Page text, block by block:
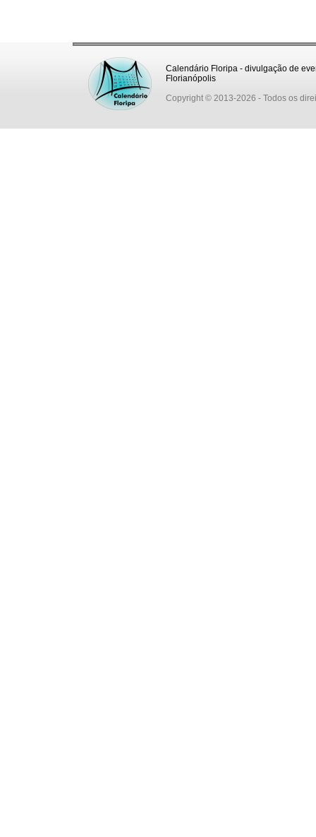
Calendário Floripa - divulgação de
Florianópolis
Copyright © 2013-2026 - Todos os